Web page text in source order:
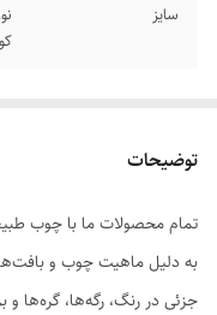
سایز
توضیحات
تمام محصولات ما با چوب
به دلیل ماهیت چوب و
جزئی در رنگ، رگه‌ها، گره‌ها